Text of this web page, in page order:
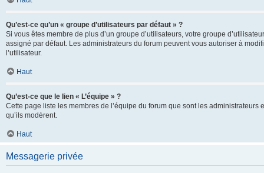
Qu’est-ce qu’un « groupe d’utilisateurs par défaut » ?
Si vous êtes membre de plus d’un groupe d’utilisateurs, votre groupe
assigné par défaut. Les administrateurs du forum peuvent vous autoriser à
l’utilisateur.
Haut
Qu’est-ce que le lien « L’équipe » ?
Cette page liste les membres de l’équipe du forum que sont les
qu’ils modèrent.
Haut
Messagerie privée